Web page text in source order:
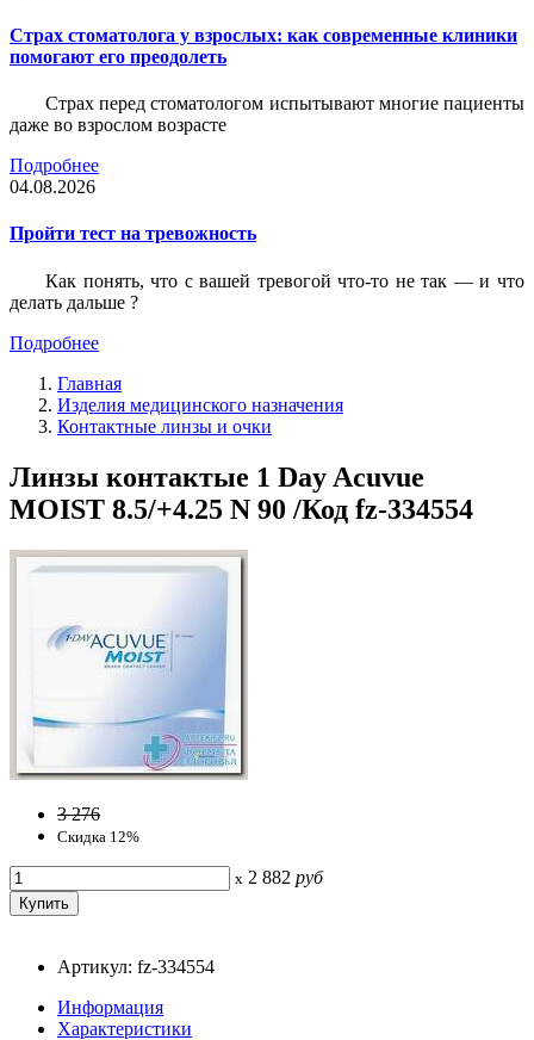
Страх стоматолога у взрослых: как современные клиники
помогают его преодолеть
Страх перед стоматологом испытывают многие пациенты
даже во взрослом возрасте
Подробнее
04.08.2026
Пройти тест на тревожность
Как понять, что с вашей тревогой что-то не так — и что
делать дальше ?
Подробнее
Главная
Изделия медицинского назначения
Контактные линзы и очки
Линзы контактые 1 Day Acuvue
MOIST 8.5/+4.25 N 90 /Код fz-334554
3 276
Скидка 12%
x 2 882 руб
Артикул: fz-334554
Информация
Характеристики